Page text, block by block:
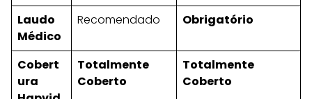
Laudo
Médico
Recomendado Obrigatório
Cobert
ura
Totalmente
Coberto
Totalmente
Coberto